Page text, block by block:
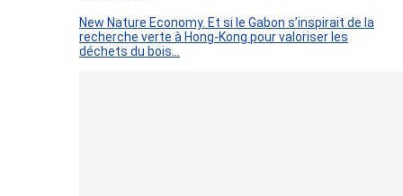
New Nature Economy. Et si le Gabon s’inspirait de la
recherche verte à Hong-Kong pour valoriser les
déchets du bois…